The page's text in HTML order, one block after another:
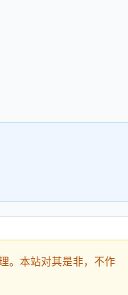
。本站对其是非，不作